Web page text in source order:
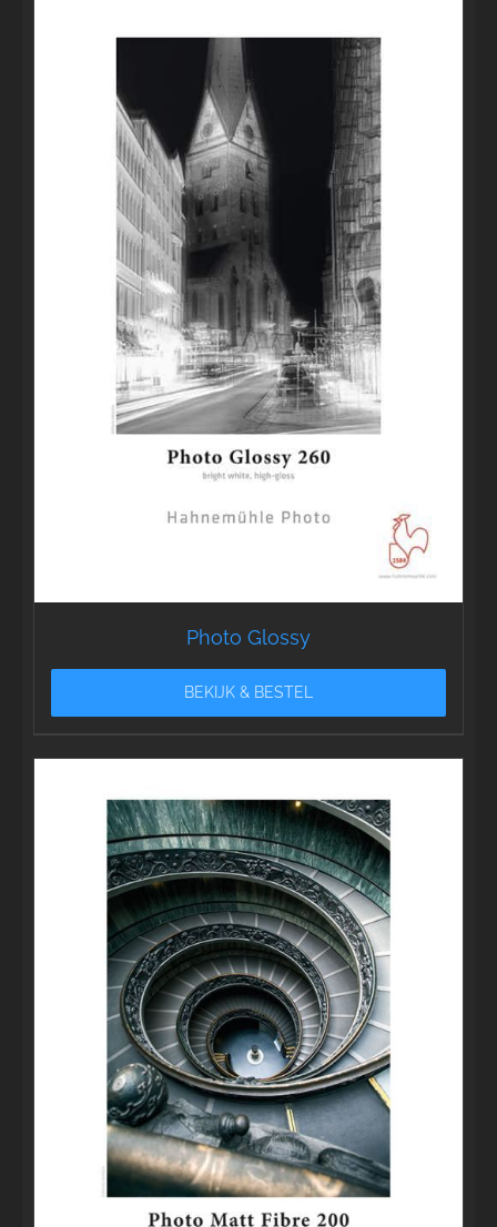
Photo Glossy
BEKIJK & BESTEL